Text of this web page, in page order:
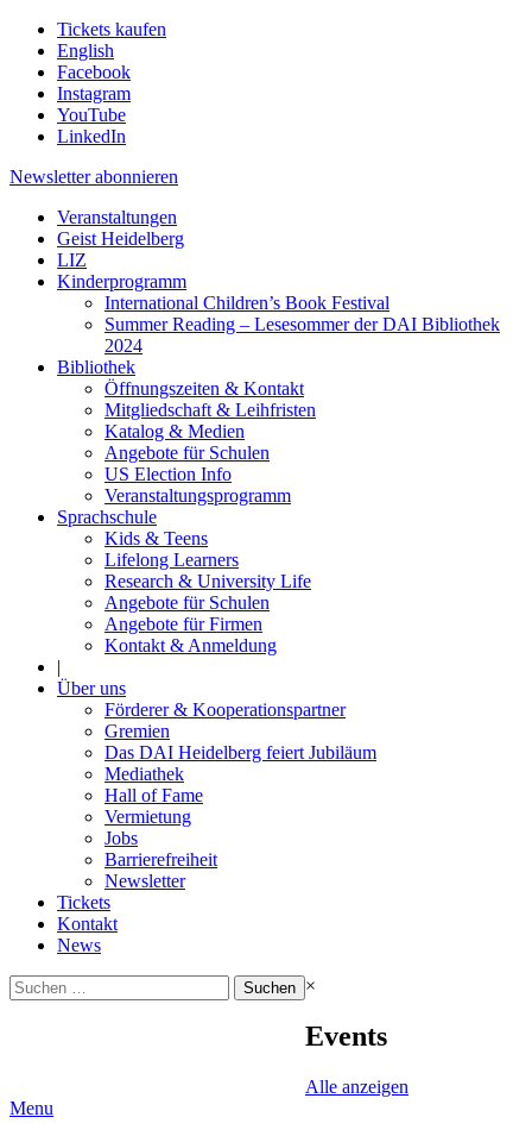
Tickets kaufen
English
Facebook
Instagram
YouTube
LinkedIn
Newsletter abonnieren
Veranstaltungen
Geist Heidelberg
LIZ
Kinderprogramm
International Children’s Book Festival
Summer Reading – Lesesommer der DAI Bibliothek
2024
Bibliothek
Öffnungszeiten & Kontakt
Mitgliedschaft & Leihfristen
Katalog & Medien
Angebote für Schulen
US Election Info
Veranstaltungsprogramm
Sprachschule
Kids & Teens
Lifelong Learners
Research & University Life
Angebote für Schulen
Angebote für Firmen
Kontakt & Anmeldung
|
Über uns
Förderer & Kooperationspartner
Gremien
Das DAI Heidelberg feiert Jubiläum
Mediathek
Hall of Fame
Vermietung
Jobs
Barrierefreiheit
Newsletter
Tickets
Kontakt
News
Suchen
nach:
×
Events
Alle anzeigen
Menu